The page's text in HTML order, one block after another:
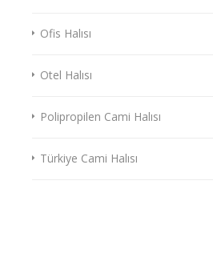
Ofis Halısı
Otel Halısı
Polipropilen Cami Halısı
Türkiye Cami Halısı